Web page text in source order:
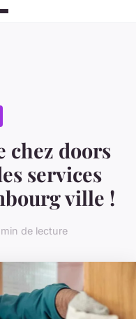
chez doors
services
ville !
de lecture